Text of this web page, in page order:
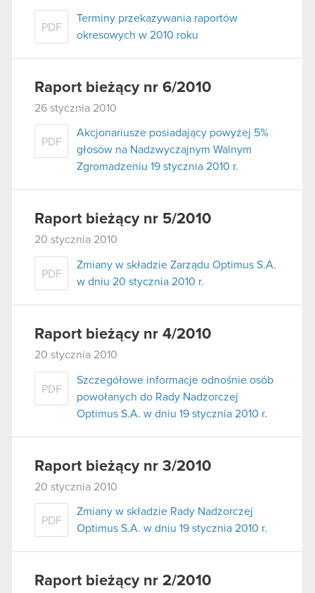
PDF
Terminy przekazywania raportów
okresowych w 2010 roku
Raport bieżący nr 6/2010
26 stycznia 2010
PDF
Akcjonariusze posiadający powyżej 5%
głosów na Nadzwyczajnym Walnym
Zgromadzeniu 19 stycznia 2010 r.
Raport bieżący nr 5/2010
20 stycznia 2010
PDF
Zmiany w składzie Zarządu Optimus S.A.
w dniu 20 stycznia 2010 r.
Raport bieżący nr 4/2010
20 stycznia 2010
PDF
Szczegółowe informacje odnośnie osób
powołanych do Rady Nadzorczej
Optimus S.A. w dniu 19 stycznia 2010 r.
Raport bieżący nr 3/2010
20 stycznia 2010
PDF
Zmiany w składzie Rady Nadzorczej
Optimus S.A. w dniu 19 stycznia 2010 r.
Raport bieżący nr 2/2010